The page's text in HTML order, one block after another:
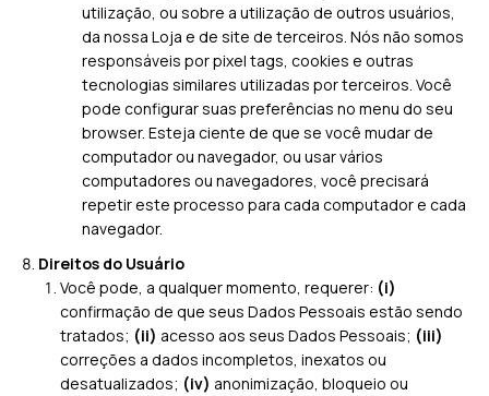
utilização, ou sobre a utilização de outros usuários,
da nossa Loja e de site de terceiros. Nós não somos
responsáveis por pixel tags, cookies e outras
tecnologias similares utilizadas por terceiros. Você
pode configurar suas preferências no menu do seu
browser. Esteja ciente de que se você mudar de
computador ou navegador, ou usar vários
computadores ou navegadores, você precisará
repetir este processo para cada computador e cada
navegador.
Direitos do Usuário
Você pode, a qualquer momento, requerer: (i)
confirmação de que seus Dados Pessoais estão sendo
tratados; (ii) acesso aos seus Dados Pessoais; (iii)
correções a dados incompletos, inexatos ou
desatualizados; (iv) anonimização, bloqueio ou